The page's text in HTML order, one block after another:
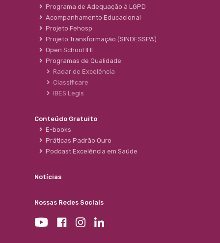
Programa de Adequação à LGPD
Acompanhamento Educacional
Projeto Fehosp
Projeto Transformação (SINDESSPA)
Open School IHI
Programas de Qualidade
Radar de Excelência
Classificare
IBES Legis
Conteúdo Gratuito
E-books
Práticas Padrão Ouro
Podcast Excelência em Saúde
Notícias
Nossas Redes Sociais